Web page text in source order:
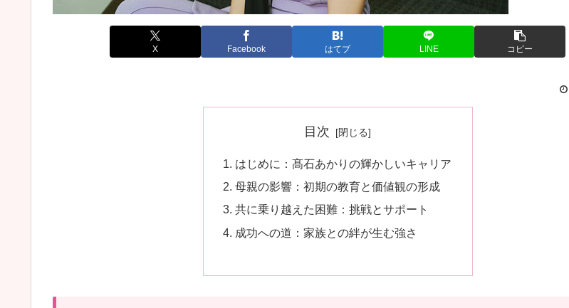
X Facebook はてブ LINE コピー
目次
はじめに：髙石あかりの輝かしいキャリア
母親の影響：初期の教育と価値観の形成
共に乗り越えた困難：挑戦とサポート
成功への道：家族との絆が生む強さ